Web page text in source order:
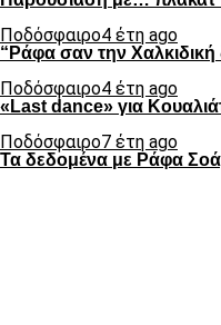
Ποδόσφαιρο4 έτη ago
“Ράφα σαν την Χαλκιδική
Ποδόσφαιρο4 έτη ago
«Last dance» για
Ποδόσφαιρο7 έτη ago
Τα δεδομένα με Ράφα